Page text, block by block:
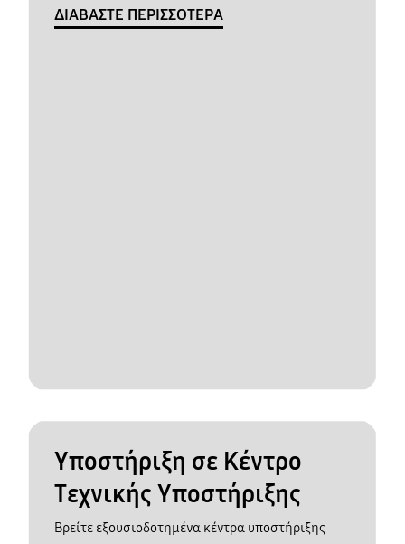
ΔΙΑΒΑΣΤΕ ΠΕΡΙΣΣΟΤΕΡΑ
Υποστήριξη σε Κέντρο
Τεχνικής Υποστήριξης
Βρείτε εξουσιοδοτημένα κέντρα υποστήριξης